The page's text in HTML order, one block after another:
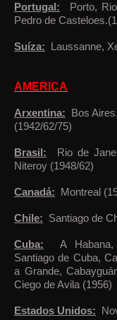
Portugal: Porto,
Pedro de
Suíza: Laussanne,
AMERICA
Arxentina: Bos
(1942/62/75)
Brasil:
Rio de
Niteroy (1948/62)
Canadá: Montreal
Chile: Santiago de
Cuba: A Habana,
Santiago de Cuba,
a Grande,
Ciego de Avila (1956)
Estados Unidos: